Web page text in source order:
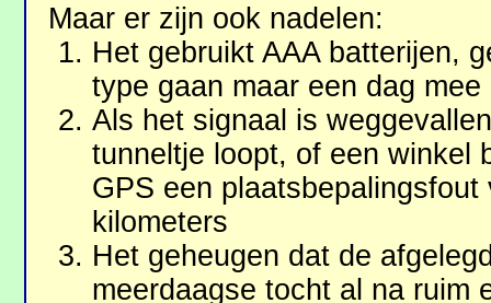
Maar er zijn ook nadelen:
Het gebruikt AAA batterijen,
type gaan maar een dag mee
Als het signaal is
tunneltje loopt, of een winkel
GPS een
kilometers
Het geheugen dat de
meerdaagse tocht al na ruim